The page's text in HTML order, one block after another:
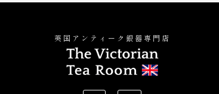
英国アンティーク銀器専門店